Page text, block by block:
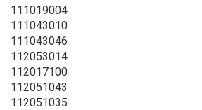
111019004
111043010
111043046
112053014
112017100
112051043
112051035